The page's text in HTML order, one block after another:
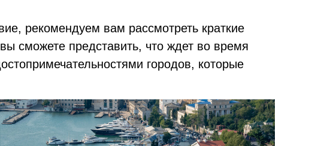
рекомендуем вам рассмотреть краткие
сможете представить, что ждет во время
городов, которые